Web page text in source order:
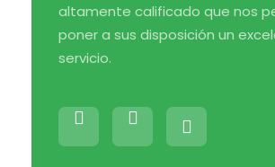
altamente calificado que nos
poner a sus disposición un
servicio.